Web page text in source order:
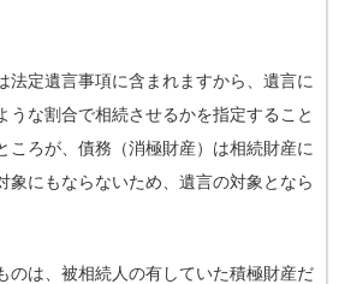
法定遺言事項に含まれますから、遺言に
うな割合で相続させるかを指定すること
ころが、債務（消極財産）は相続財産に
象にもならないため、遺言の対象となら
のは、被相続人の有していた積極財産だ